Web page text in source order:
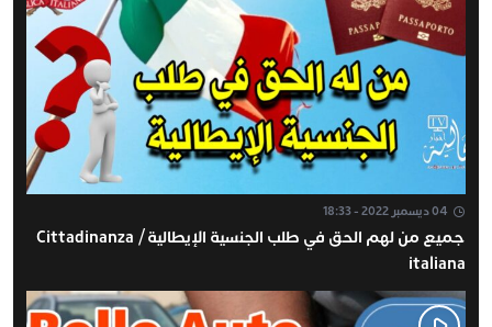
04 ديسمبر 2022 - 18:33
جميع من لهم الحق في طلب الجنسية الإيطالية / Cittadinanza
italiana